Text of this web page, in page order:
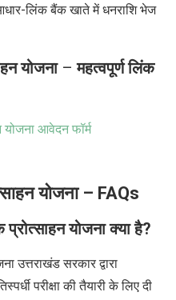
लिंक बैंक खाते में धनराशि भेज
योजना –महत्वपूर्ण लिंक
आवेदन फॉर्म
योजना – FAQs
योजना क्या है?
उत्तराखंड सरकार द्वारा
परीक्षा की तैयारी के लिए दी